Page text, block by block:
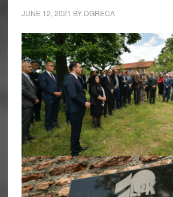
JUNE 12, 2021 BY DGRECA